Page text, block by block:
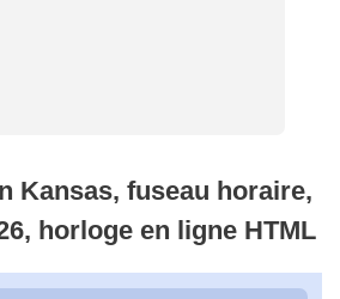
Kansas, fuseau horaire,
horloge en ligne HTML